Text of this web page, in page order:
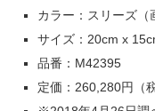
カラー：スリーズ（
サイズ：20cm x
品番：M42395
定価：260,280円（